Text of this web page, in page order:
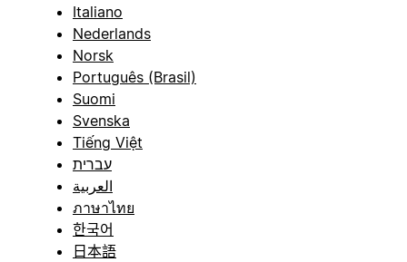
Italiano
Nederlands
Norsk
Português (Brasil)
Suomi
Svenska
Tiếng Việt
עברית
العربية
ภาษาไทย
한국어
日本語